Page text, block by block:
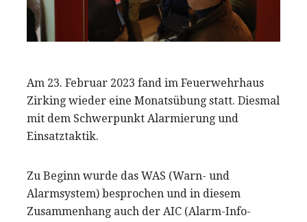
Am 23. Februar 2023 fand im Feuerwehrhaus
Zirking wieder eine Monatsübung statt. Diesmal
mit dem Schwerpunkt Alarmierung und
Einsatztaktik.
Zu Beginn wurde das WAS (Warn- und
Alarmsystem) besprochen und in diesem
Zusammenhang auch der AIC (Alarm-Info-